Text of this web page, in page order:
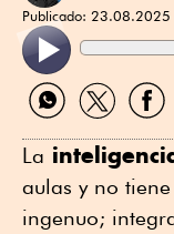
Publicado: 23.08.2025
Compartir
por
Compartir
por
por
La
aulas y no
ingenuo;